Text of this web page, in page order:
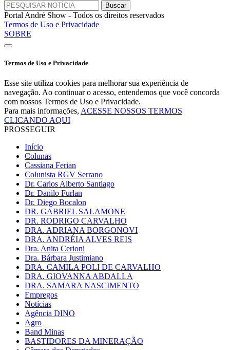
Portal André Show - Todos os direitos reservados
Termos de Uso e Privacidade
SOBRE
Termos de Uso e Privacidade
Esse site utiliza cookies para melhorar sua experiência de
navegação. Ao continuar o acesso, entendemos que você concorda
com nossos Termos de Uso e Privacidade.
Para mais informações, ACESSE NOSSOS TERMOS
CLICANDO AQUI
PROSSEGUIR
Início
Colunas
Cassiana Ferian
Colunista RGV Serrano
Dr. Carlos Alberto Santiago
Dr. Danilo Furlan
Dr. Diego Bocalon
DR. GABRIEL SALAMONE
DR. RODRIGO CARVALHO
DRA. ADRIANA BORGONOVI
DRA. ANDRÉIA ALVES REIS
Dra. Anita Cerioni
Dra. Bárbara Justimiano
DRA. CAMILA POLI DE CARVALHO
DRA. GIOVANNA ABDALLA
DRA. SAMARA NASCIMENTO
Empregos
Notícias
Agência DINO
Agro
Band Minas
BASTIDORES DA MINERAÇÃO